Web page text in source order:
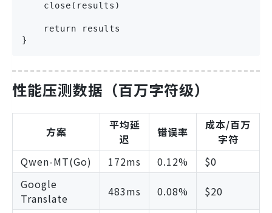
    close(results)
    return results
}
性能压测数据（百万字符级）
方案
平均延
迟
错误率
成本/百万
字符
Qwen-MT(Go)
172ms 0.12%
$0
Google
Translate
483ms 0.08% $20